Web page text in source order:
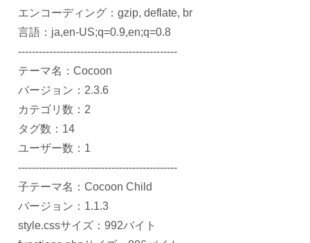
エンコーディング：gzip, deflate, br
言語：ja,en-US;q=0.9,en;q=0.8
----------------------------------------------
テーマ名：Cocoon
バージョン：2.3.6
カテゴリ数：2
タグ数：14
ユーザー数：1
----------------------------------------------
子テーマ名：Cocoon Child
バージョン：1.1.3
style.cssサイズ：992バイト